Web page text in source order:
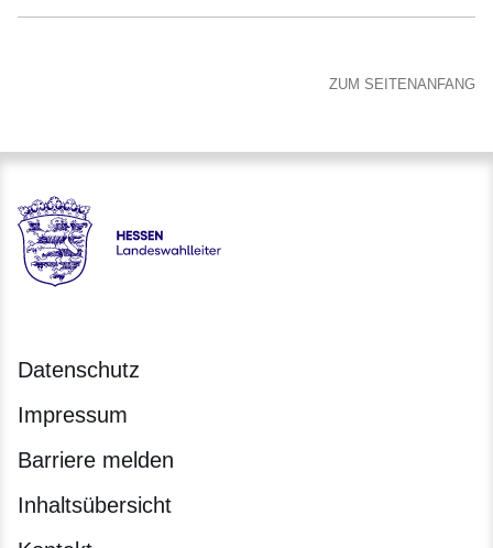
ZUM SEITENANFANG
Hessen - Landeswahlleiter für Hessen
Datenschutz
Impressum
Barriere melden
Inhaltsübersicht